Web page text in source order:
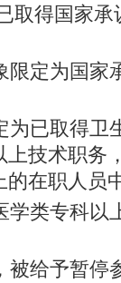
取得国家
限定为国家
为已取得卫
技术职务
在职人员
学类专科以
被给予暂停